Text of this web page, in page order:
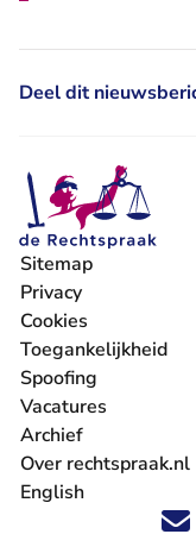
Deel dit
Volg ons op X
Volg ons op
Volg ons op
Volg ons
Volg
Sitemap
Privacy
Cookies
Toegankelijkheid
Spoofing
Vacatures
- U verlaat
Archief
Over rechtspraak.nl
English